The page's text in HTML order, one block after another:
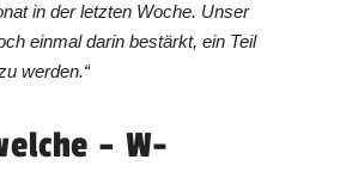
in der letzten Woche. Unser
einmal darin bestärkt, ein Teil
werden.“
– W-